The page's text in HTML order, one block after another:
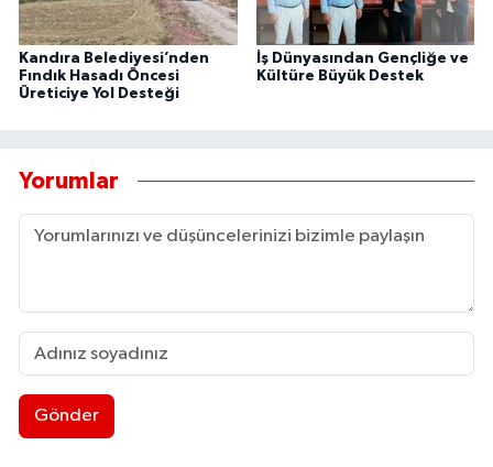
Kandıra Belediyesi’nden
Fındık Hasadı Öncesi
Üreticiye Yol Desteği
İş Dünyasından Gençliğe ve
Kültüre Büyük Destek
Yorumlar
Gönder